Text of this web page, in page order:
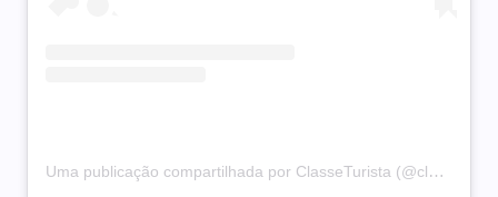
Uma publicação compartilhada por ClasseTurista (@classeturista)